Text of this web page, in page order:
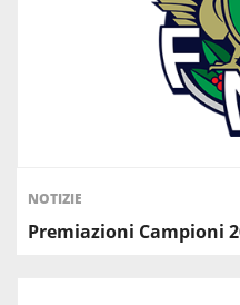
NOTIZIE
Premiazioni Campioni